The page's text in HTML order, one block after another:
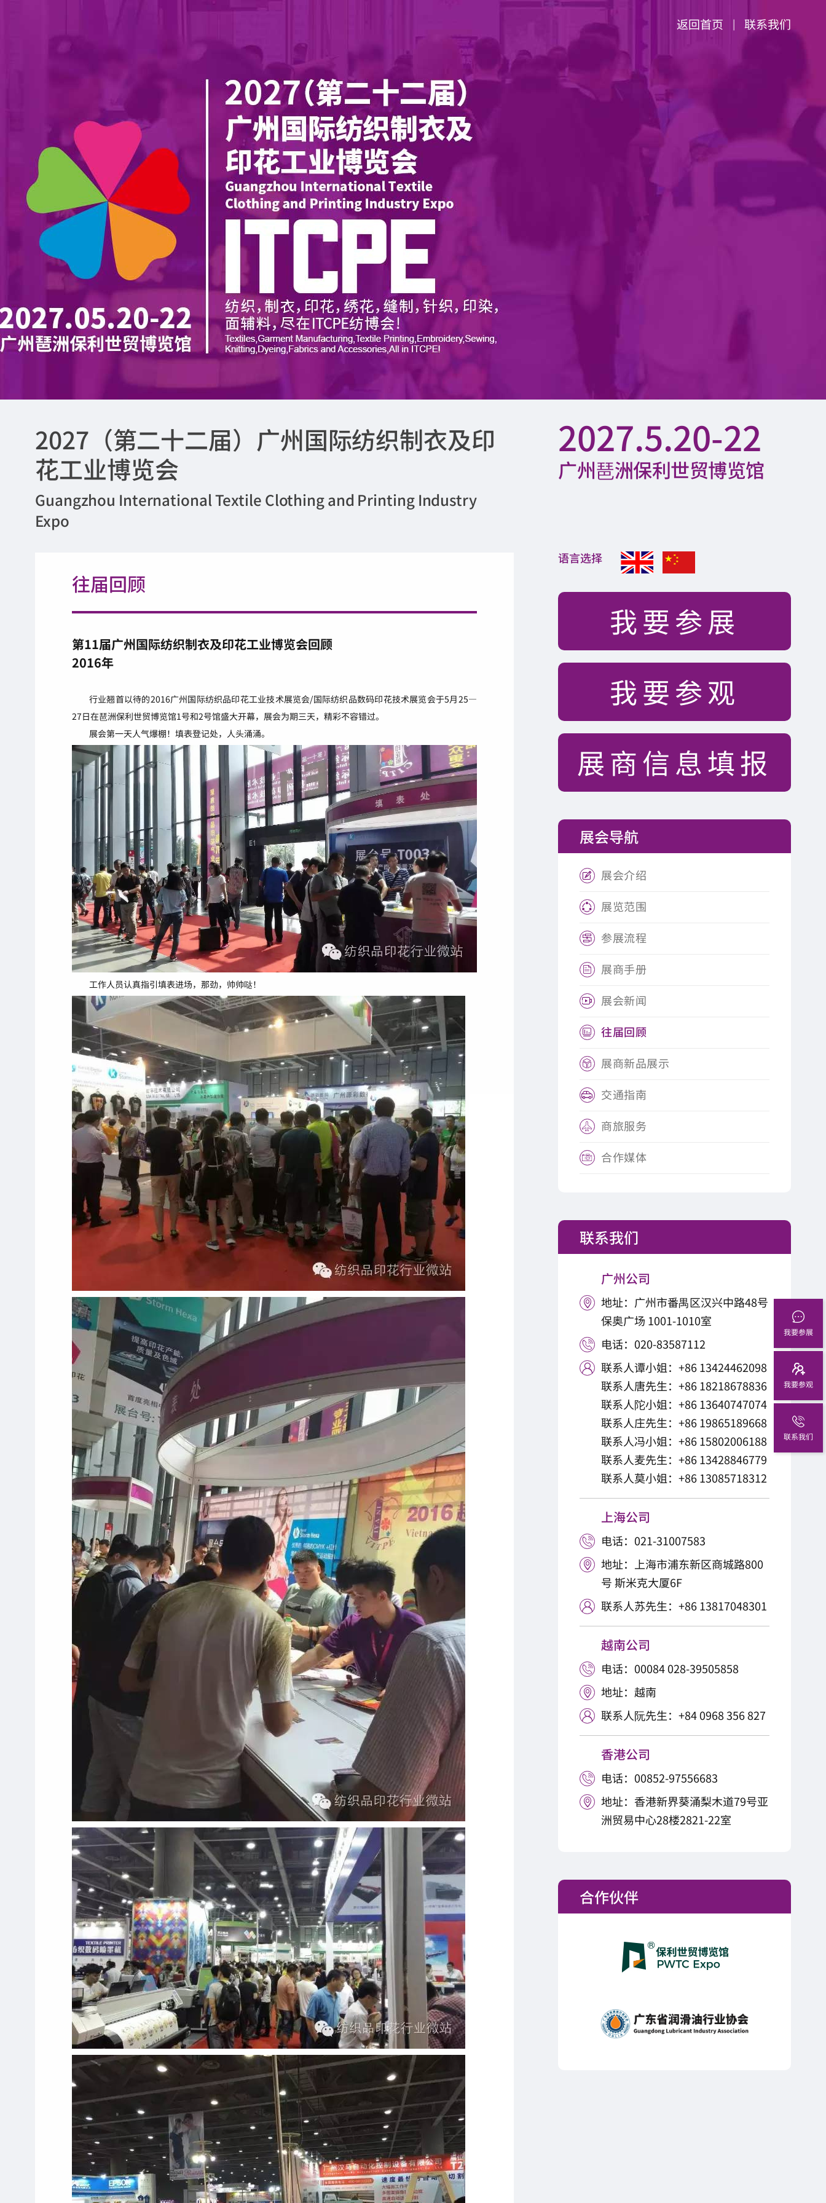
返回首页 | 联系我们
2027（第二十二届）广州国际纺织制衣及印
花工业博览会
Guangzhou International Textile Clothing and Printing Industry
Expo
2027.5.20-22
广州琶洲保利世贸博览馆
往届回顾
第11届广州国际纺织制衣及印花工业博览会回顾
2016年
行业翘首以待的2016广州国际纺织品印花工业技术展览会/国际纺织品数码印花技术展览会于5月25—
27日在琶洲保利世贸博览馆1号和2号馆盛大开幕，展会为期三天，精彩不容错过。
展会第一天人气爆棚！ 填表登记处，人头涌涌。
工作人员认真指引填表进场，那劲，帅帅哒！
语言选择
我要参展
我要参观
展商信息填报
展会导航
 展会介绍
 展览范围
 参展流程
 展商手册
 展会新闻
 往届回顾
 展商新品展示
 交通指南
 商旅服务
 合作媒体
联系我们
广州公司
 地址：广州市番禺区汉兴中路48号
保奥广场 1001-1010室
 电话：020-83587112
 联系人谭小姐：+86 13424462098
联系人唐先生：+86 18218678836
联系人陀小姐：+86 13640747074
联系人庄先生：+86 19865189668
联系人冯小姐：+86 15802006188
联系人麦先生：+86 13428846779
联系人莫小姐：+86 13085718312
上海公司
 电话：021-31007583
 地址：上海市浦东新区商城路800
号 斯米克大厦6F
 联系人苏先生：+86 13817048301
越南公司
 电话：00084 028-39505858
 地址：越南
 联系人阮先生：+84 0968 356 827
香港公司
 电话：00852-97556683
 地址：香港新界葵涌梨木道79号亚
洲贸易中心28楼2821-22室
合作伙伴
我要参展
我要参观
联系我们